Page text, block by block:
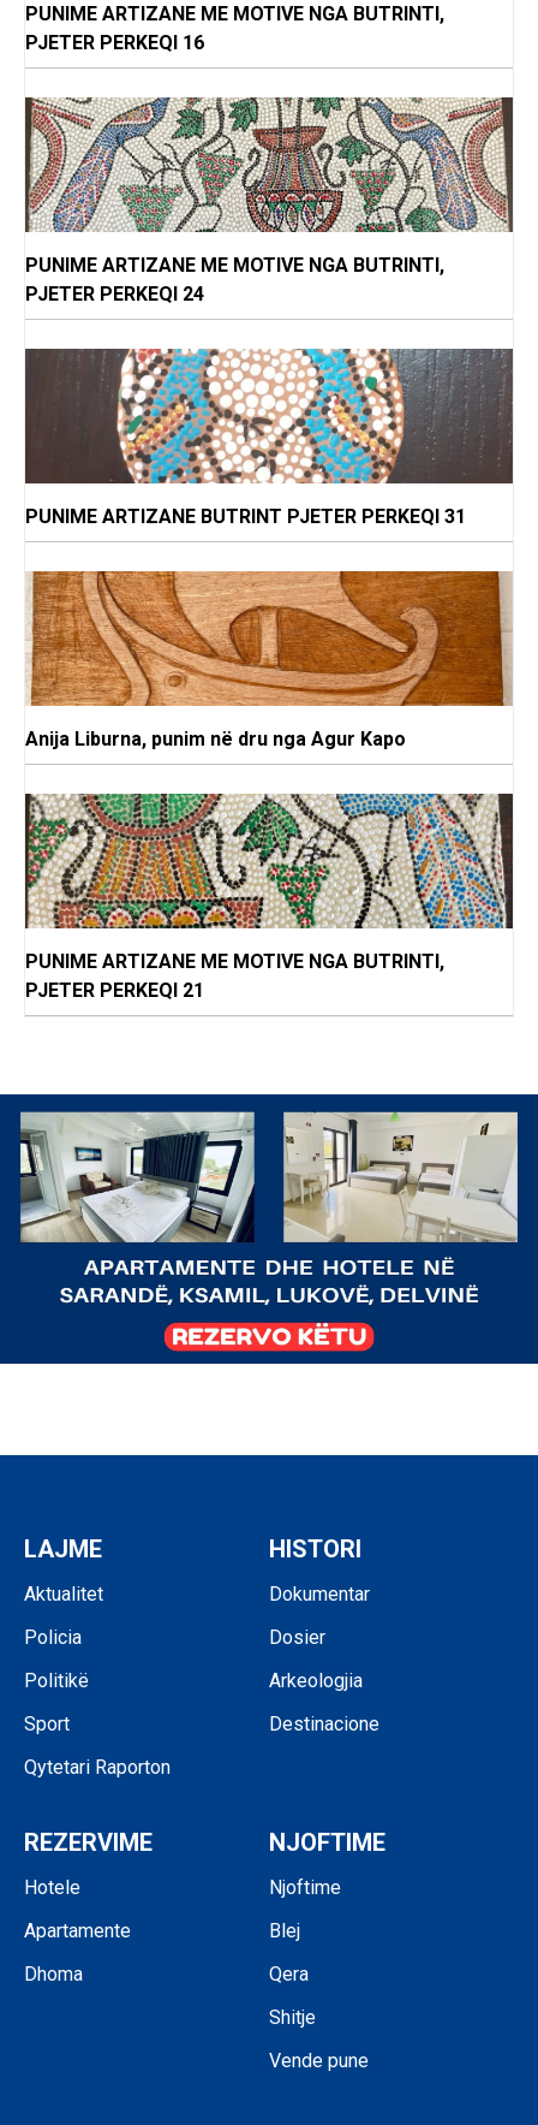
PUNIME ARTIZANE ME MOTIVE NGA BUTRINTI,
PJETER PERKEQI 16
PUNIME ARTIZANE ME MOTIVE NGA BUTRINTI,
PJETER PERKEQI 24
PUNIME ARTIZANE BUTRINT PJETER PERKEQI 31
Anija Liburna, punim në dru nga Agur Kapo
PUNIME ARTIZANE ME MOTIVE NGA BUTRINTI,
PJETER PERKEQI 21
LAJME
Aktualitet
Policia
Politikë
Sport
Qytetari Raporton
HISTORI
Dokumentar
Dosier
Arkeologjia
Destinacione
REZERVIME
Hotele
Apartamente
Dhoma
NJOFTIME
Njoftime
Blej
Qera
Shitje
Vende pune